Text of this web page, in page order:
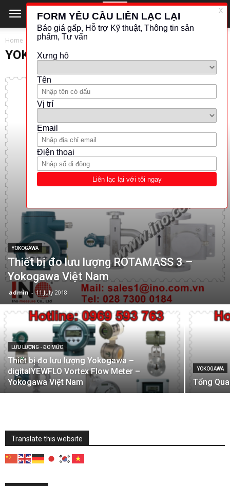
Home LƯU LƯỢNG - ĐO MỨC
YOKOGAWA
YOKOGAWA
Thiết bị đo lưu lượng ROTAMASS 3 –
Yokogawa Việt Nam
admin - 11 July 2018
LƯU LƯỢNG - ĐO MỨC
Thiết bị đo lưu lượng Yokogawa –
digitalYEWFLO Vortex Flow Meter –
Yokogawa Việt Nam
YOKOGAWA
Tổng
Translate this website